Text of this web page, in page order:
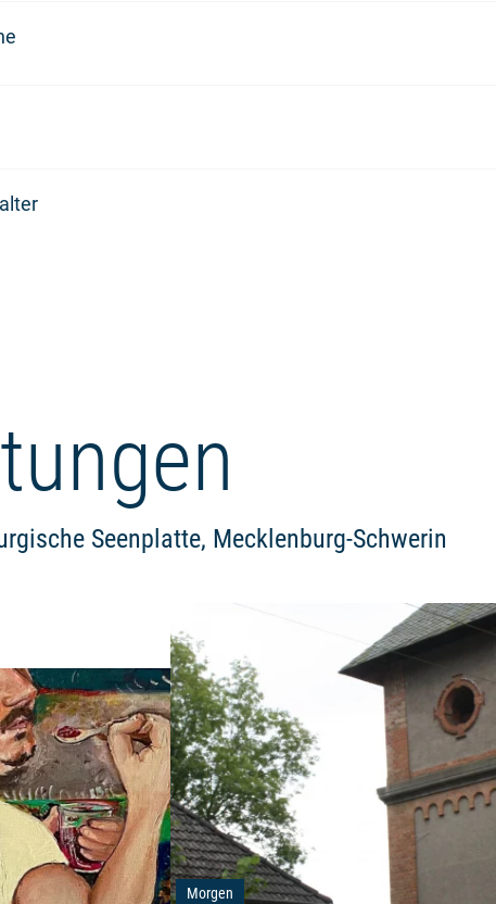
Seenplatte, Mecklenburg-Schwerin
Weiterlesen: "Melika Vikalo zeigt „HOME“
Morgen